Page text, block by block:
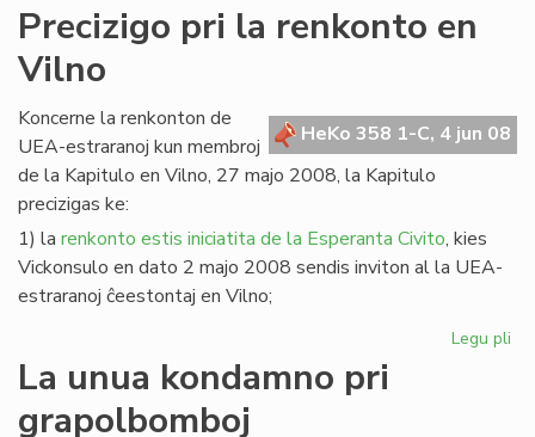
Precizigo pri la renkonto en
Vilno
HeKo 358 1-C, 4 jun 08
Koncerne la renkonton de
UEA-estraranoj kun membroj
de la Kapitulo en Vilno, 27 majo 2008, la Kapitulo
precizigas ke:
1) la renkonto estis iniciatita de la Esperanta Civito, kies
Vickonsulo en dato 2 majo 2008 sendis inviton al la UEA-
estraranoj ĉeestontaj en Vilno;
Legu pli
La unua kondamno pri
grapolbomboj